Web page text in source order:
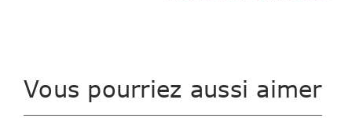
Vous pourriez aussi aimer